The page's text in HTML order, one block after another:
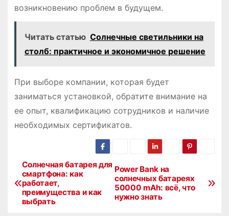
возникновению проблем в будущем.
Читать статью Солнечные светильники на
столб: практичное и экономичное решение
При выборе компании, которая будет
заниматься установкой, обратите внимание на
ее опыт, квалификацию сотрудников и наличие
необходимых сертификатов.
Н
а
Power Bank на
солнечных батареях
50000 mAh: всё, что
нужно знать
Солнечная батарея для
смартфона: как
работает,
преимущества и как
выбрать